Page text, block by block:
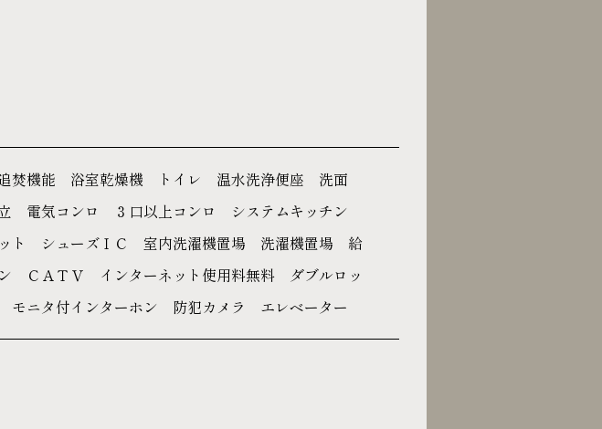
焚機能 浴室乾燥機 トイレ 温水洗浄便座 洗面
電気コンロ ３口以上コンロ システムキッチン
ット シューズＩＣ 室内洗濯機置場 洗濯機置場 給
ＣＡＴＶ インターネット使用料無料 ダブルロッ
ニタ付インターホン 防犯カメラ エレベーター